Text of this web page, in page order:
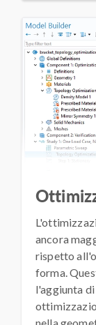
ancora
rispetto
forma.
l'aggiunta
nella